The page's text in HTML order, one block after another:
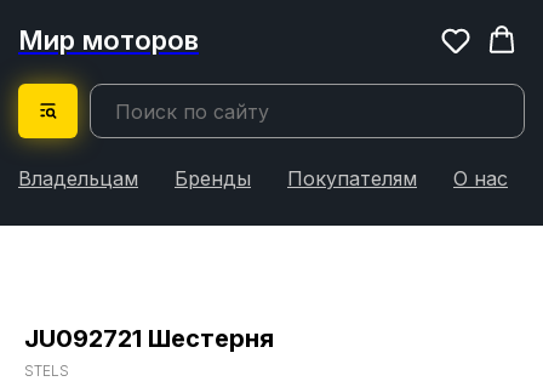
Мир моторов
Владельцам Бренды Покупателям О нас
JU092721 Шестерня
STELS